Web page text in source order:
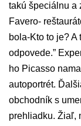
takú špeciálnu a
Favero-
bola-Kto to je?
odpovede.”
ho Picasso
autoportrét.
obchodník s
prehliadku. Žiaľ,